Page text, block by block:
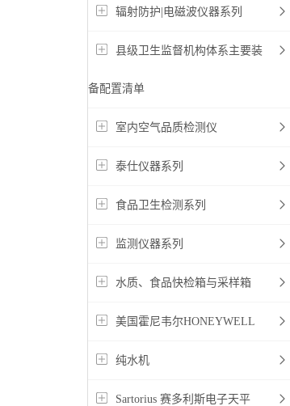
辐射防护|电磁波仪器系列
县级卫生监督机构体系主要装
备配置清单
室内空气品质检测仪
泰仕仪器系列
食品卫生检测系列
监测仪器系列
水质、食品快检箱与采样箱
美国霍尼韦尔HONEYWELL
纯水机
Sartorius 赛多利斯电子天平